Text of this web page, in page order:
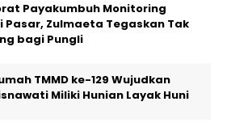
Payakumbuh Monitoring
Pasar, Zulmaeta Tegaskan Tak
bagi Pungli
TMMD ke-129 Wujudkan
Miliki Hunian Layak Huni